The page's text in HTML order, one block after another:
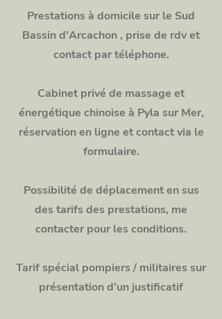
Prestations à domicile sur le Sud
Bassin d'Arcachon , prise de rdv et
contact partéléphone.
Cabinet privé de massage et
énergétique chinoise à Pyla sur Mer,
réservation en ligne et contact via le
formulaire.
Possibilité de déplacement en sus
des tarifs des prestations, me
contacter pour les conditions.
Tarif spécial pompiers / militaires sur
présentation d'un justificatif